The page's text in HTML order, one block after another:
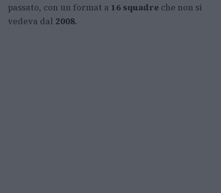
passato, con un format a 16 squadre che non si
vedeva dal 2008.